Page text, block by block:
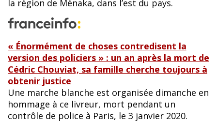
la région de Ménaka, dans l’est du pays.
« Énormément de choses contredisent la
version des policiers » : un an après la mort de
Cédric Chouviat, sa famille cherche toujours à
obtenir justice
Une marche blanche est organisée dimanche en
hommage à ce livreur, mort pendant un
contrôle de police à Paris, le 3 janvier 2020.